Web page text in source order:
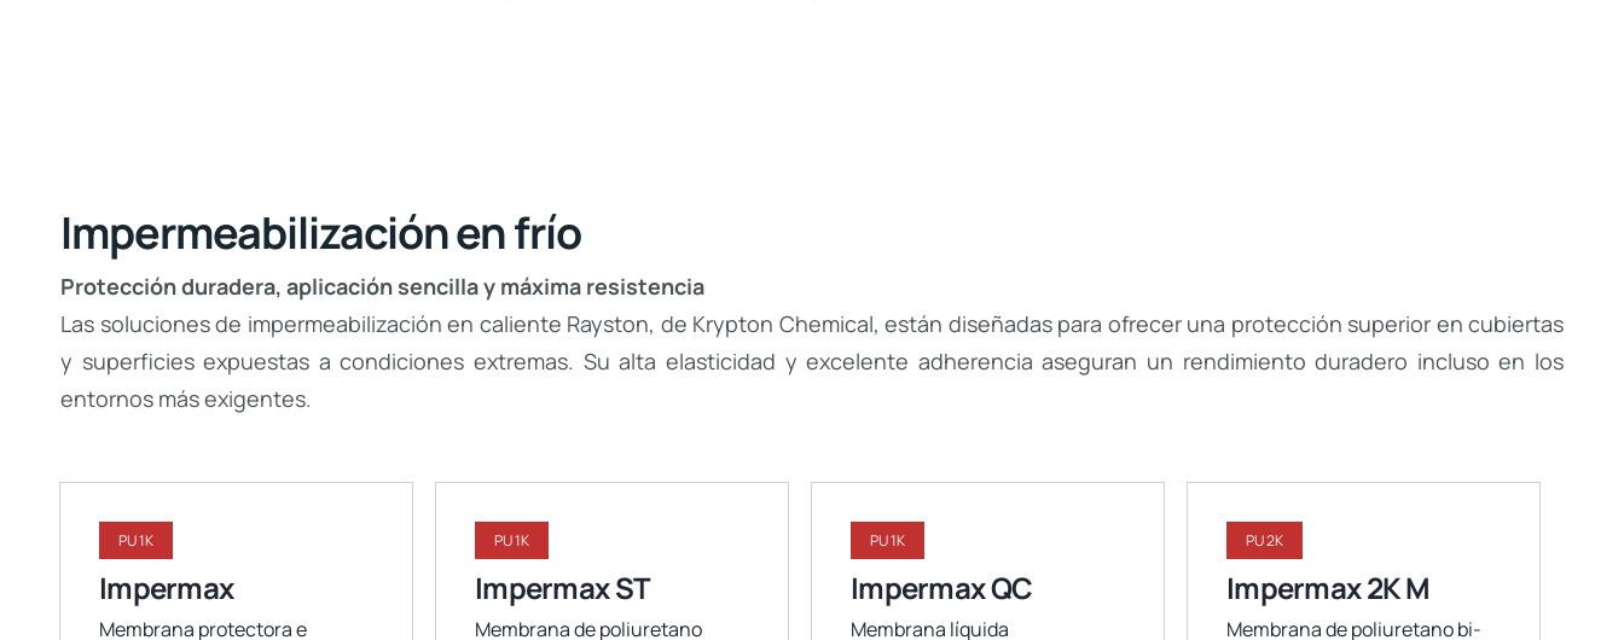
Impermeabilización en frío
Protección duradera, aplicación sencilla y máxima resistencia
Las soluciones de impermeabilización en caliente Rayston, de Krypton Chemical, están diseñadas para ofrecer una protección superior en cubiertas
y superficies expuestas a condiciones extremas. Su alta elasticidad y excelente adherencia aseguran un rendimiento duradero incluso en los
entornos más exigentes.
PU 1K
Impermax
Membrana protectora e
PU 1K
Impermax ST
Membrana de poliuretano
PU 1K
Impermax QC
Membrana líquida
PU 2K
Impermax 2K M
Membrana de poliuretano bi-